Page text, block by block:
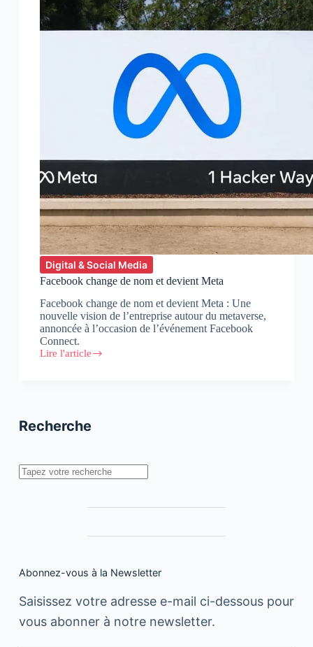
de
la
tech
Digital & Social Media
Facebook change de nom et devient Meta
Facebook change de nom et devient Meta : Une
nouvelle vision de l’entreprise autour du metaverse,
annoncée à l’occasion de l’événement Facebook
Connect.
Lire l'article
Facebook
devient
Meta
Recherche
Rechercher
Abonnez-vous à la Newsletter
Saisissez votre adresse e-mail ci-dessous pour
vous abonner à notre newsletter.